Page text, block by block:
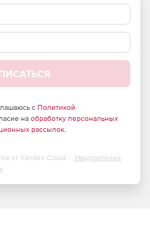
с Политикой
на обработку персональных
рассылок.
от Yandex Cloud - Уведомление